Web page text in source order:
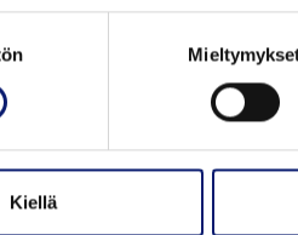
Kiellä
Polestar huolto